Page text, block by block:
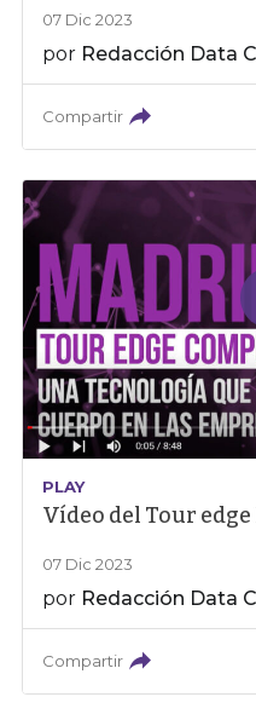
07 Dic 2023
por Redacción Data
Compartir
PLAY
Vídeo del Tour
07 Dic 2023
por Redacción Data
Compartir